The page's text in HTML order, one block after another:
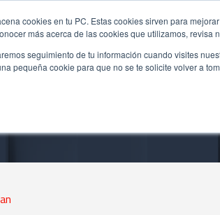
cookies en tu PC. Estas cookies sirven para
más acerca de las cookies que utilizamos, revisa
seguimiento de tu información cuando visites
pequeña cookie para que no se te solicite volver a